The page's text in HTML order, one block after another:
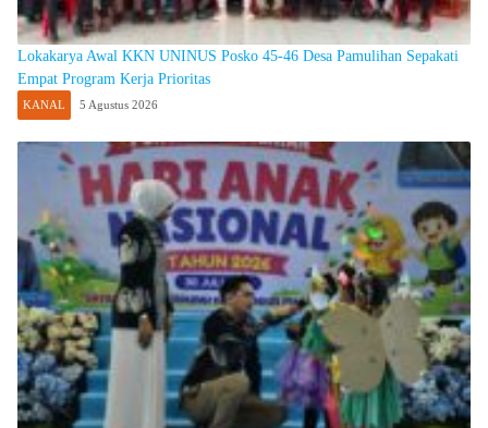
Lokakarya Awal KKN UNINUS Posko 45-46 Desa Pamulihan Sepakati
Empat Program Kerja Prioritas
KANAL 5 Agustus 2026